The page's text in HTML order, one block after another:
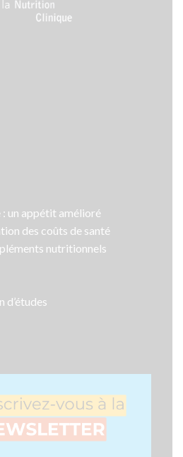
: un appétit amélioré
des coûts de santé
nutritionnels
d’études